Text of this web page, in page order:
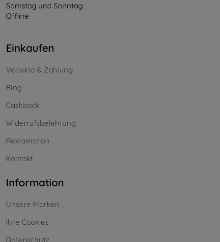
Samstag und Sonntag:
Offline
Einkaufen
Versand & Zahlung
Blog
Cashback
Widerrufsbelehrung
Reklamation
Kontakt
Information
Unsere Marken
Ihre Cookies
Datenschutz